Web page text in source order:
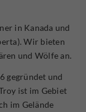
in Kanada und
Wir bieten
und Wölfe an.
gegründet und
ist im Gebiet
im Gelände